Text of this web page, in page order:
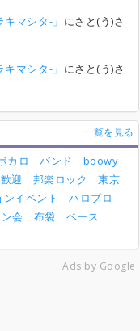
マシタ-」 にさと(う)さ
マシタ-」 にさと(う)さ
一覧を見る
カロ バンド
boowy
迎 邦楽ロック
東京
ンイベント
ハロプロ
会 布袋
ベース
Ads by Google